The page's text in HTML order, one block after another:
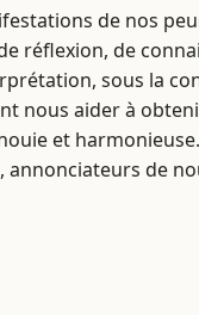
de nos
réflexion, de
sous la
nous aider à
et
de